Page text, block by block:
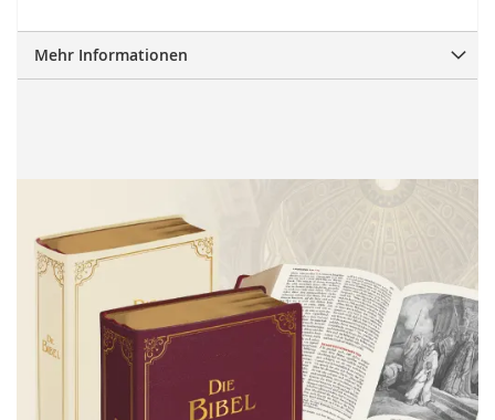
Mehr Informationen